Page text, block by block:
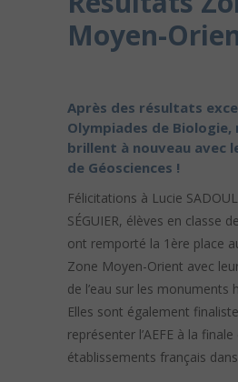
Moyen-
Après des résultats
Olympiades de Biologie,
brillent à nouveau avec
de Géosciences !
Félicitations à Lucie
SÉGUIER, élèves en classe
ont remporté la 1ère place
Zone Moyen-Orient avec
de l’eau sur les monuments
Elles sont également
représenter l’AEFE à la finale
établissements français